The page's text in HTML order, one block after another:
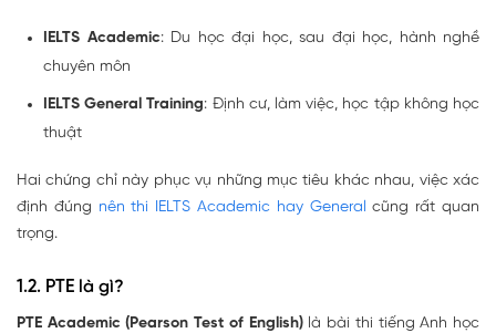
IELTS Academic: Du học đại học, sau đại học, hành nghề
chuyên môn
IELTS General Training: Định cư, làm việc, học tập không học
thuật
Hai chứng chỉ này phục vụ những mục tiêu khác nhau, việc xác
định đúng nên thi IELTS Academic hay General cũng rất quan
trọng.
1.2. PTE là gì?
PTE Academic (Pearson Test of English)là bài thi tiếng Anh học